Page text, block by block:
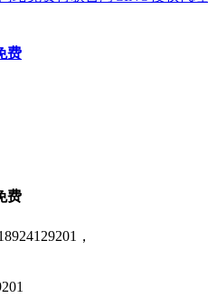
费
费
，